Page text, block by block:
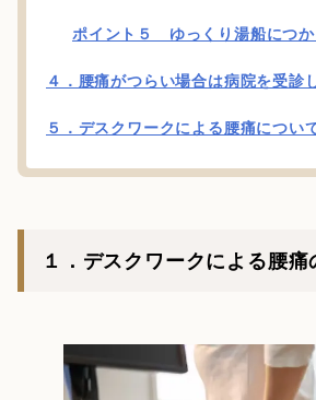
ポイント５ ゆっくり湯船につ
４．腰痛がつらい場合は病院を受診
５．デスクワークによる腰痛につい
１．デスクワークによる腰痛